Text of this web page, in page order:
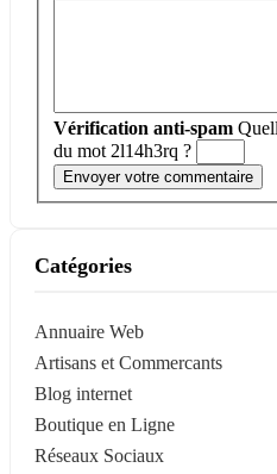
Vérification anti-spam
du mot 2l14h3rq ?
Catégories
Annuaire Web
Artisans et Commercants
Blog internet
Boutique en Ligne
Réseaux Sociaux